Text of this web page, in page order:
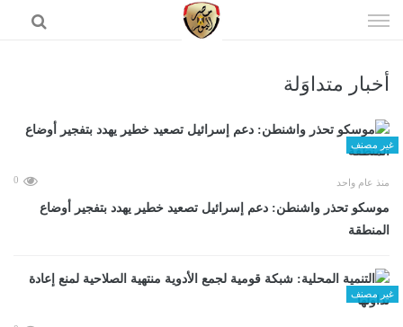
الى
أخبار متداوَلة
غير مصنف
منذ عام واحد 0
موسكو تحذر واشنطن: دعم إسرائيل تصعيد خطير يهدد بتفجير أوضاع
المنطقة
غير مصنف